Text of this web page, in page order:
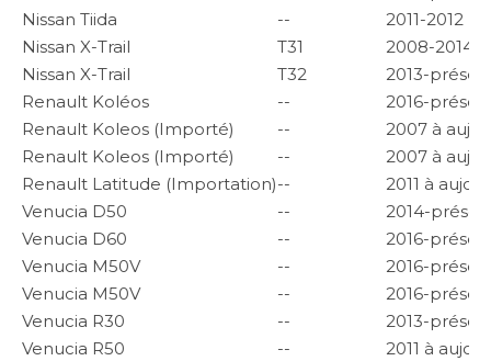
Nissan Tiida
--
2011-2012
Nissan X-Trail
T31
2008-2014
Nissan X-Trail
T32
2013-
Renault Koléos
--
2016-
Renault Koleos (Importé)
--
2007 à
Renault Koleos (Importé)
--
2007 à
Renault Latitude (Importation)--
2011 à
Venucia D50
--
2014-
Venucia D60
--
2016-
Venucia M50V
--
2016-
Venucia M50V
--
2016-
Venucia R30
--
2013-
Venucia R50
--
2011 à